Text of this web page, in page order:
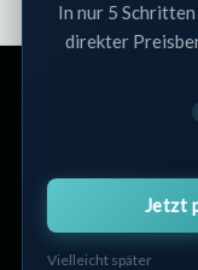
Kontakt
Mein Konto
In nur 5
direkter
Jetzt
Vielleicht später